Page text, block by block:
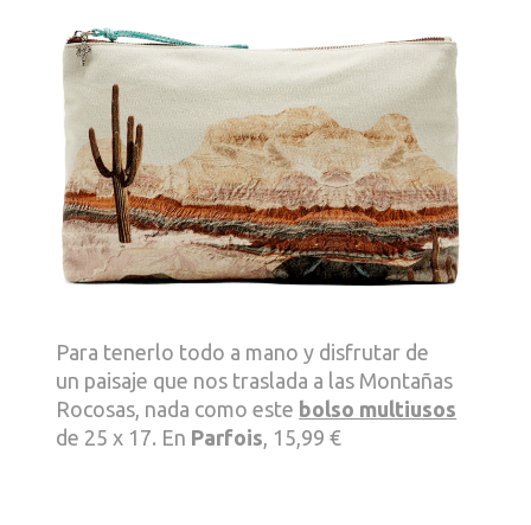
Para tenerlo todo a mano y disfrutar de
un paisaje que nos traslada a las Montañas
Rocosas, nada como este bolso multiusos
de 25 x 17. En Parfois , 15,99 €